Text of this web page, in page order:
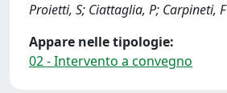
Proietti, S; Ciattaglia, P; Carpineti, F
Appare nelle tipologie:
02 - Intervento a convegno